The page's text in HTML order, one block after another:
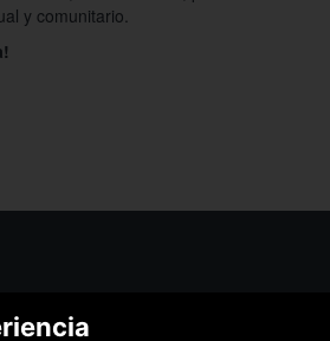
y comunitario.
¿Cómo funciona Colectivia?